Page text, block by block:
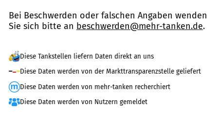
Bei Beschwerden oder falschen Angaben wenden
Sie sich bitte an beschwerden@mehr-tanken.de.
Diese Tankstellen liefern Daten direkt an uns
Diese Daten werden von der Markttransparenzstelle geliefert
Diese Daten werden von mehr-tanken recherchiert
Diese Daten werden von Nutzern gemeldet